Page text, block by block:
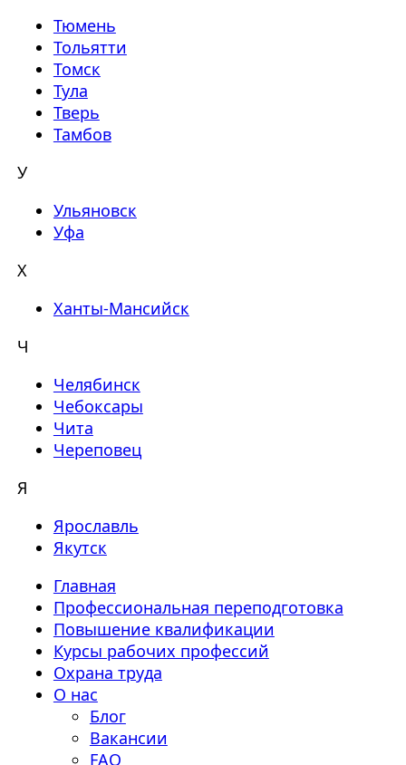
Тюмень
Тольятти
Томск
Тула
Тверь
Тамбов
У
Ульяновск
Уфа
Х
Ханты-Мансийск
Ч
Челябинск
Чебоксары
Чита
Череповец
Я
Ярославль
Якутск
Главная
Профессиональная переподготовка
Повышение квалификации
Курсы рабочих профессий
Охрана труда
О нас
Блог
Вакансии
FAQ